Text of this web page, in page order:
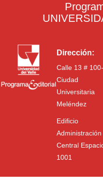
Dirección:
Calle 13 #
Ciudad
Universitaria
Meléndez
Edificio
Administración
Central
1001